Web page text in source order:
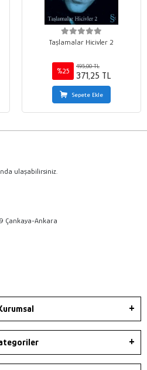
Taşlamalar Hicivler 2
%25
495,00 TL
371,25 TL
Sepete Ekle
ulaşabilirsiniz.
Çankaya-Ankara